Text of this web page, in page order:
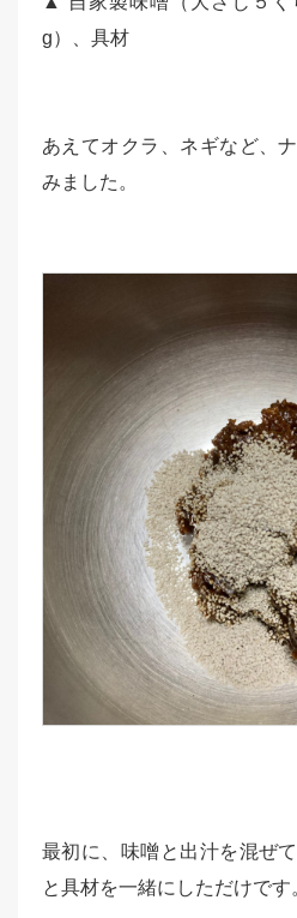
g）、具材
あえてオクラ、ネギなど、
みました。
最初に、味噌と出汁を混ぜ
と具材を一緒にしただけです